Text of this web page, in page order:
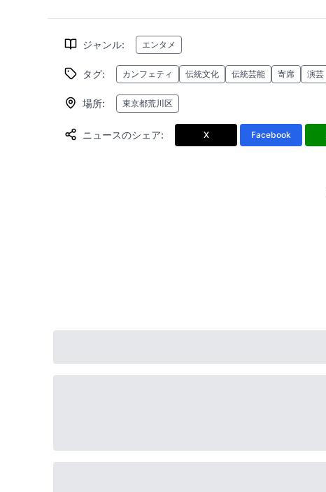
ジャンル: エンタメ
タグ: カンフェティ 伝統文化 伝統芸能 寄席 演芸
場所: 東京都荒川区
ニュースのシェア: X Facebook